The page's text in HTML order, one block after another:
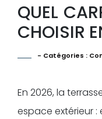
QUEL
CHOISIR
- Catégories :
En 2026, la
espace extérieur :